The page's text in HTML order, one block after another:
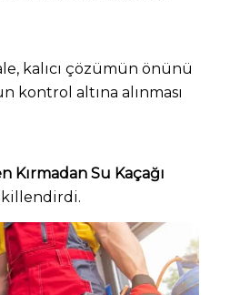
kalıcı çözümün önünü
kontrol altına alınması
Kırmadan Su Kaçağı